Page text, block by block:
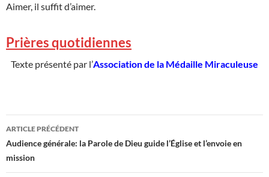
Aimer, il suffit d’aimer.
Prières quotidiennes
Texte présenté par l’Association de la Médaille Miraculeuse
Navigation
des
articles
ARTICLE PRÉCÉDENT
Audience générale: la Parole de Dieu guide l’Église et l’envoie en
mission